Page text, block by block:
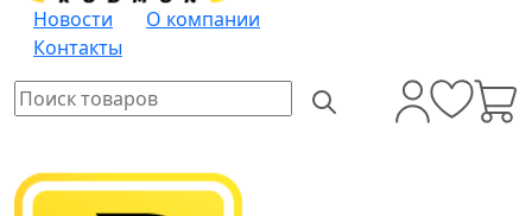
Новости
О компании
Контакты